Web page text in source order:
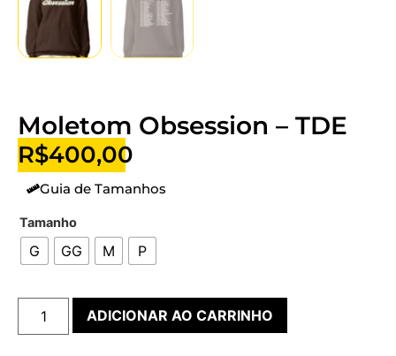
Moletom Obsession – TDE
R$400,00
Guia de Tamanhos
Tamanho
G GG M P
ADICIONAR AO CARRINHO